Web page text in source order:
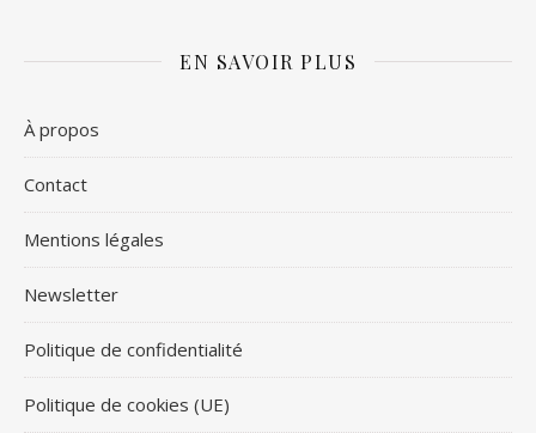
EN SAVOIR PLUS
À propos
Contact
Mentions légales
Newsletter
Politique de confidentialité
Politique de cookies (UE)